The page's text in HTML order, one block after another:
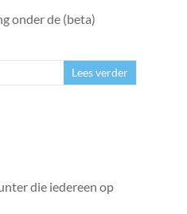
onder de (beta)
Lees verder
die iedereen op